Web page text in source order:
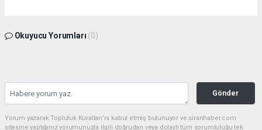
Okuyucu Yorumları (0)
Gönder
Yorum yazarak Topluluk Kuralları’nı kabul etmiş bulunuyor ve siranhaber.com
sitesine yaptığınız yorumunuzla ilgili doğrudan veya dolaylı tüm sorumluluğu tek